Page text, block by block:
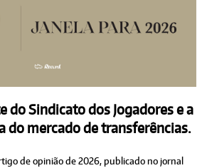
do Sindicato dos Jogadores e a
do mercado de transferências.
de opinião de 2026, publicado no jornal